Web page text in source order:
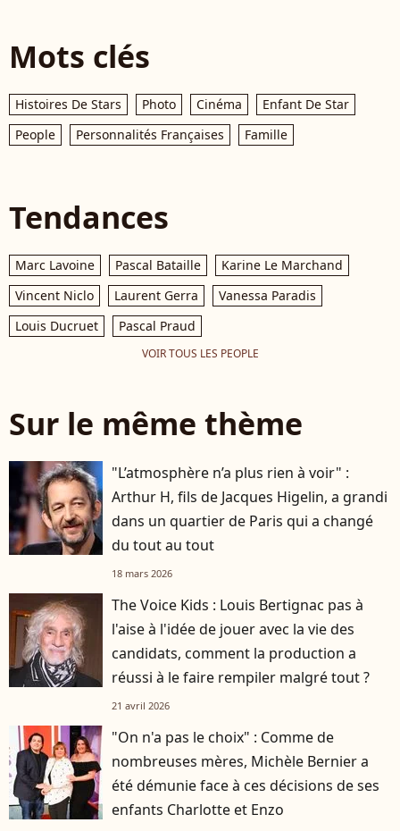
Mots clés
Histoires De Stars Photo Cinéma
Enfant De Star
People
Personnalités Françaises Famille
Tendances
Marc Lavoine Pascal Bataille
Karine Le Marchand
Vincent Niclo
Laurent Gerra
Vanessa Paradis
Louis Ducruet
Pascal Praud
VOIR TOUS LES PEOPLE
Sur le même thème
"L’atmosphère n’a plus rien à voir" :
Arthur H, fils de Jacques Higelin, a grandi
dans un quartier de Paris qui a changé
du tout au tout
18 mars 2026
The Voice Kids : Louis Bertignac pas à
l'aise à l'idée de jouer avec la vie des
candidats, comment la production a
réussi à le faire rempiler malgré tout ?
21 avril 2026
"On n'a pas le choix" : Comme de
nombreuses mères, Michèle Bernier a
été démunie face à ces décisions de ses
enfants Charlotte et Enzo